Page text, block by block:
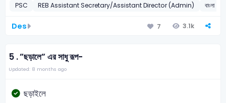
PSC REB Assistant Secretary/Assistant Director (Admin) বাংলা
Des 7 3.1k
5 .”ছড়ালে” এর সাধু রূপ-
Updated: 8 months ago
ছড়াইলে